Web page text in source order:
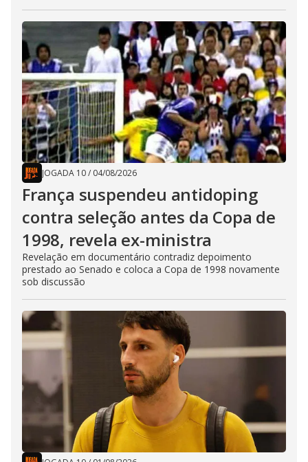
JOGADA 10/ 04/08/2026
França suspendeu antidoping
contra seleção antes da Copa de
1998, revela ex-ministra
Revelação em documentário contradiz depoimento
prestado ao Senado e coloca a Copa de 1998 novamente
sob discussão